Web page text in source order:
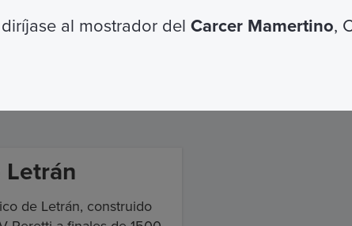
Letrán
de Letrán, construido
al mostrador del Carcer Mamertino,